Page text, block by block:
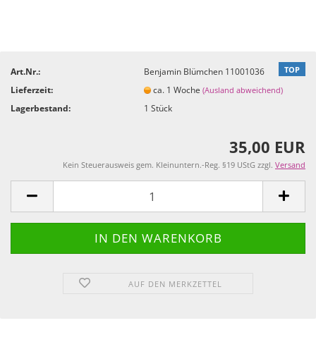
TOP
Art.Nr.:
Benjamin Blümchen 11001036
Lieferzeit:
ca. 1 Woche(Ausland abweichend)
Lagerbestand: 1Stück
35,00 EUR
Kein Steuerausweis gem. Kleinuntern.-Reg. §19 UStG zzgl. Versand
AUF DEN MERKZETTEL